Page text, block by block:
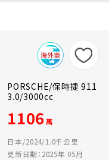
PORSCHE/保時捷 911
3.0/3000cc
1106 萬
日本/2024/1.0千公里
更新日期：2025年 05月